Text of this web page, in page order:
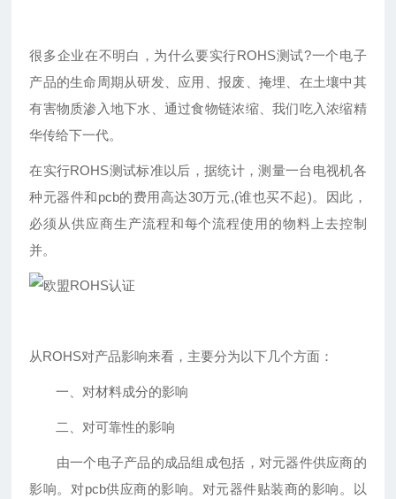
很多企业在不明白，为什么要实行ROHS测试?一个电子
产品的生命周期从研发、应用、报废、掩埋、在土壤中其
有害物质渗入地下水、通过食物链浓缩、我们吃入浓缩精
华传给下一代。
在实行ROHS测试标准以后，据统计，测量一台电视机各
种元器件和pcb的费用高达30万元,(谁也买不起)。因此，
必须从供应商生产流程和每个流程使用的物料上去控制
并。
从ROHS对产品影响来看，主要分为以下几个方面：
一、对材料成分的影响
二、对可靠性的影响
由一个电子产品的成品组成包括，对元器件供应商的
影响。对pcb供应商的影响。对元器件贴装商的影响。以